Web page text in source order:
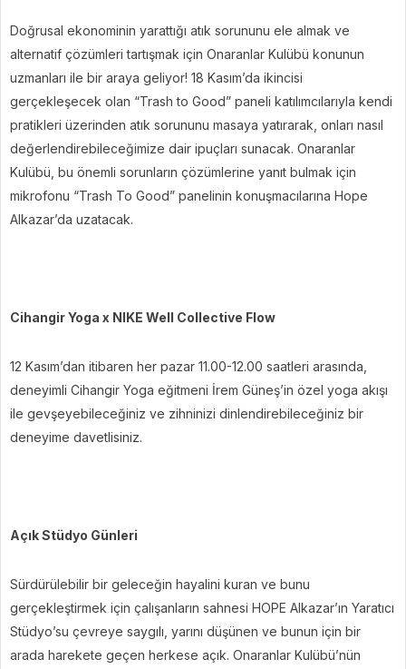
Doğrusal ekonominin yarattığı atık sorununu ele almak ve
alternatif çözümleri tartışmak için Onaranlar Kulübü konunun
uzmanları ile bir araya geliyor! 18 Kasım’da ikincisi
gerçekleşecek olan “Trash to Good” paneli katılımcılarıyla kendi
pratikleri üzerinden atık sorununu masaya yatırarak, onları nasıl
değerlendirebileceğimize dair ipuçları sunacak. Onaranlar
Kulübü, bu önemli sorunların çözümlerine yanıt bulmak için
mikrofonu “Trash To Good” panelinin konuşmacılarına Hope
Alkazar’da uzatacak.
Cihangir Yoga x NIKE Well Collective Flow
12 Kasım’dan itibaren her pazar 11.00-12.00 saatleri arasında,
deneyimli Cihangir Yoga eğitmeni İrem Güneş’in özel yoga akışı
ile gevşeyebileceğiniz ve zihninizi dinlendirebileceğiniz bir
deneyime davetlisiniz.
Açık Stüdyo Günleri
Sürdürülebilir bir geleceğin hayalini kuran ve bunu
gerçekleştirmek için çalışanların sahnesi HOPE Alkazar’ın Yaratıcı
Stüdyo’su çevreye saygılı, yarını düşünen ve bunun için bir
arada harekete geçen herkese açık. Onaranlar Kulübü’nün